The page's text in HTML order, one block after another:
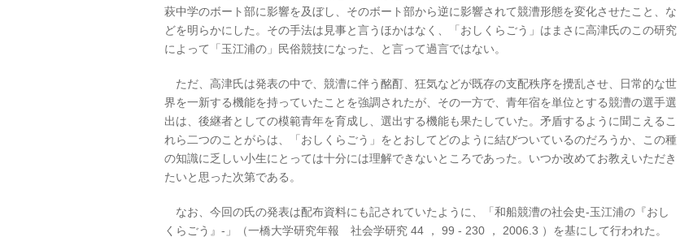
萩中学のボート部に影響を及ぼし、そのボート部から逆に影響されて競漕形態を変化させたこと、な
どを明らかにした。その手法は見事と言うほかはなく、「おしくらごう」はまさに高津氏のこの研究
によって「玉江浦の」民俗競技になった、と言って過言ではない。
ただ、高津氏は発表の中で、競漕に伴う酩酊、狂気などが既存の支配秩序を攪乱させ、日常的な世
界を一新する機能を持っていたことを強調されたが、その一方で、青年宿を単位とする競漕の選手選
出は、後継者としての模範青年を育成し、選出する機能も果たしていた。矛盾するように聞こえるこ
れら二つのことがらは、「おしくらごう」をとおしてどのように結びついているのだろうか、この種
の知識に乏しい小生にとっては十分には理解できないところであった。いつか改めてお教えいただき
たいと思った次第である。
なお、今回の氏の発表は配布資料にも記されていたように、「和船競漕の社会史‐玉江浦の『おし
くらごう』‐」（一橋大学研究年報 社会学研究 44 ， 99 ‐ 230 ， 2006.3 ）を基にして行われた。